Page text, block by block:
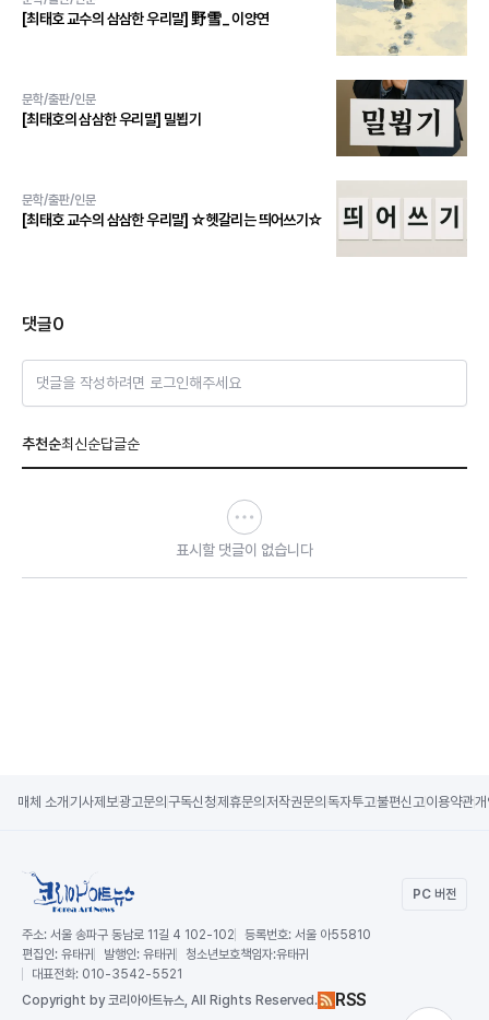
[최태호 교수의 삼삼한 우리말] 野雪 _ 이양연
문학/출판/인문
[최태호의 삼삼한 우리말] 밀뵙기
문학/출판/인문
[최태호 교수의 삼삼한 우리말] ☆헷갈리는 띄어쓰기☆
댓글0
댓글을 작성하려면 로그인해주세요
추천순최신순답글순
표시할 댓글이 없습니다
매체 소개 기사제보광고문의 구독신청제휴문의 저작권문의 독자투고불편신고이용약관
PC 버전
주소: 서울 송파구 동남로 11길 4 102-102 등록번호: 서울 아55810
편집인: 유태귀 발행인: 유태귀 청소년보호책임자:유태귀
대표전화: 010-3542-5521
Copyright by 코리아아트뉴스, All Rights Reserved. RSS